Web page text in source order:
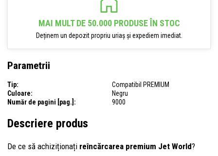
MAI MULT DE 50.000 PRODUSE ÎN STOC
Deținem un depozit propriu uriaș și expediem imediat.
Parametrii
Tip:
Compatibil PREMIUM
Culoare:
Negru
Număr de pagini [pag.]:
9000
Descriere produs
De ce să achiziționați reîncărcarea premium Jet World?